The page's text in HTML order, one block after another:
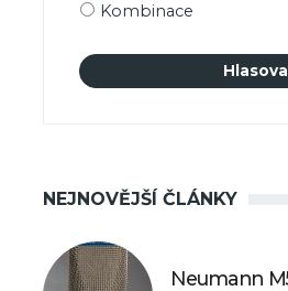
Kombinace
NEJNOVĚJŠÍ ČLÁNKY
Neumann